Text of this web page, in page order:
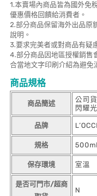
1.本賣場內商品皆為國外免
優惠價格回饋給消費者。
2.部分商品保留海外出品原
說明。
3.要求完美者或對商品有疑
4.部分商品因地區授權銷
合當地文字印刷介紹為避免
商品規格
商品簡述
公司
閃耀
品牌
規格
保存環境 室溫
是否可門市/超商
N